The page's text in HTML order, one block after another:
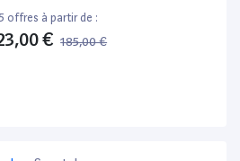
offres à partir de :
€ 185,00 €